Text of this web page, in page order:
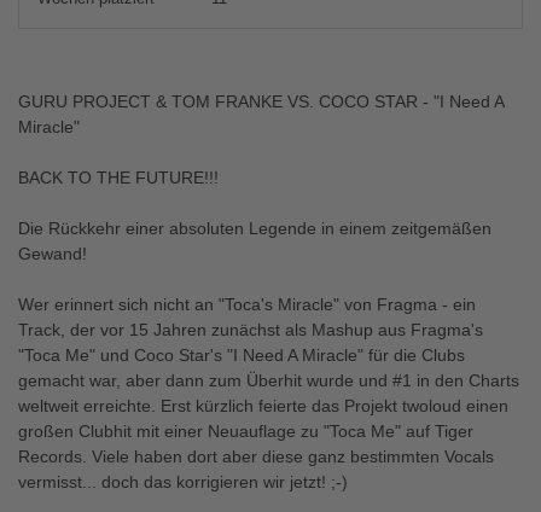
GURU PROJECT & TOM FRANKE VS. COCO STAR - "I Need A
Miracle"
BACK TO THE FUTURE!!!
Die Rückkehr einer absoluten Legende in einem zeitgemäßen
Gewand!
Wer erinnert sich nicht an "Toca's Miracle" von Fragma - ein
Track, der vor 15 Jahren zunächst als Mashup aus Fragma's
"Toca Me" und Coco Star's "I Need A Miracle" für die Clubs
gemacht war, aber dann zum Überhit wurde und #1 in den Charts
weltweit erreichte. Erst kürzlich feierte das Projekt twoloud einen
großen Clubhit mit einer Neuauflage zu "Toca Me" auf Tiger
Records. Viele haben dort aber diese ganz bestimmten Vocals
vermisst... doch das korrigieren wir jetzt! ;-)